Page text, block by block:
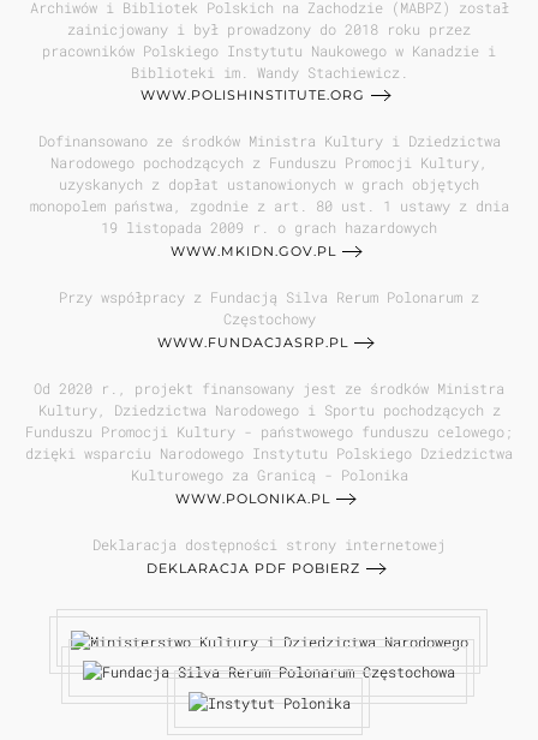
Archiwów i Bibliotek Polskich na Zachodzie (MABPZ) został
zainicjowany i był prowadzony do 2018 roku przez
pracowników Polskiego Instytutu Naukowego w Kanadzie i
Biblioteki im. Wandy Stachiewicz.
WWW.POLISHINSTITUTE.ORG
Dofinansowano ze środków Ministra Kultury i Dziedzictwa
Narodowego pochodzących z Funduszu Promocji Kultury,
uzyskanych z dopłat ustanowionych w grach objętych
monopolem państwa, zgodnie z art. 80 ust. 1 ustawy z dnia
19 listopada 2009 r. o grach hazardowych
WWW.MKIDN.GOV.PL
Przy współpracy z Fundacją Silva Rerum Polonarum z
Częstochowy
WWW.FUNDACJASRP.PL
Od 2020 r., projekt finansowany jest ze środków Ministra
Kultury, Dziedzictwa Narodowego i Sportu pochodzących z
Funduszu Promocji Kultury - państwowego funduszu celowego;
dzięki wsparciu Narodowego Instytutu Polskiego Dziedzictwa
Kulturowego za Granicą - Polonika
WWW.POLONIKA.PL
Deklaracja dostępności strony internetowej
DEKLARACJA PDF POBIERZ